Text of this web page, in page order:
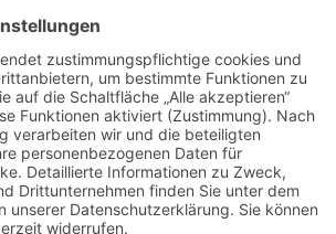
Anfrage
Partner: Der DGuSV
als Gutachter eintragen
Infos für Suchende